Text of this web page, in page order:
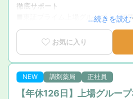
徹底サポート
■東証プライム上場グループ｜「強
体の圧倒的な安心感
■育休復帰率100％！｜ライフステ
厚いサポート体制
■新卒3年定着率95.5％｜「社員が
環境」を追求した実績
...続きを読む
お気に入り
NEW 調剤薬局 正社員
【年休126日】上場グルー